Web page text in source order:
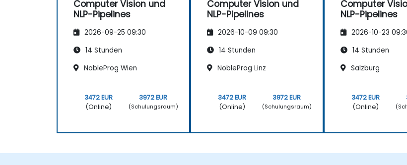
Computer Vision und
NLP-Pipelines
2026-09-25 09:30
14 Stunden
NobleProg Wien
3472 EUR
(Online)
3972 EUR
(Schulungsraum)
Computer Vision und
NLP-Pipelines
2026-10-09 09:30
14 Stunden
NobleProg Linz
3472 EUR
(Online)
3972 EUR
(Schulungsraum)
Computer
NLP-Pipelines
2026-10-23
14 Stunden
Salzburg
3472 EUR
(Online)